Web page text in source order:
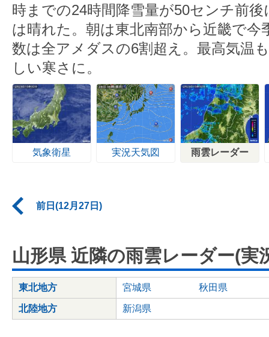
時までの24時間降雪量が50センチ前
は晴れた。朝は東北南部から近畿で今
数は全アメダスの6割超え。最高気温
しい寒さに。
気象衛星 実況天気図 雨雲レーダー
前日(12月27日)
山形県 近隣の雨雲レーダー(実
東北地方 宮城県 秋田県
北陸地方 新潟県